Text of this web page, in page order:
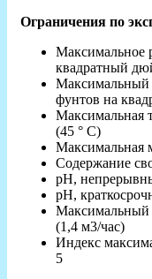
Ограничения по
Максимальное
квадратный
Максимальный
фунтов на
Максимальная
(45 ° C)
Максимальная
Содержание
рН,
рН,
Максимальный
(1,4 м3/час)
Индекс
5